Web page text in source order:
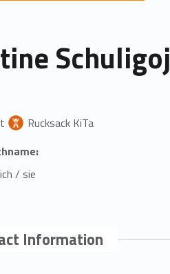
Schuligoj
Rucksack KiTa
/ sie
Information